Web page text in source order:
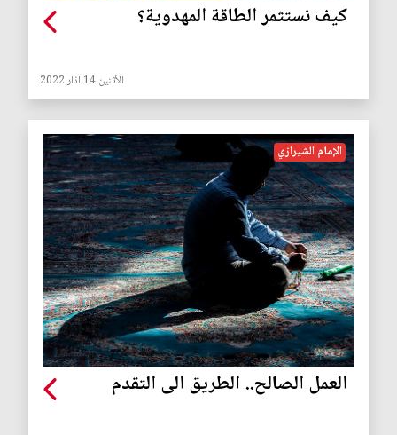
كيف نستثمر الطاقة المهدوية؟
الأثنين 14 آذار 2022
الإمام الشيرازي
العمل الصالح.. الطريق الى التقدم